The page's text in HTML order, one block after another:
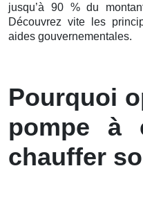
jusqu’à 90 % du
Découvrez vite les
aides gouvernementales.
Pourquoi
pompe à
chauffer